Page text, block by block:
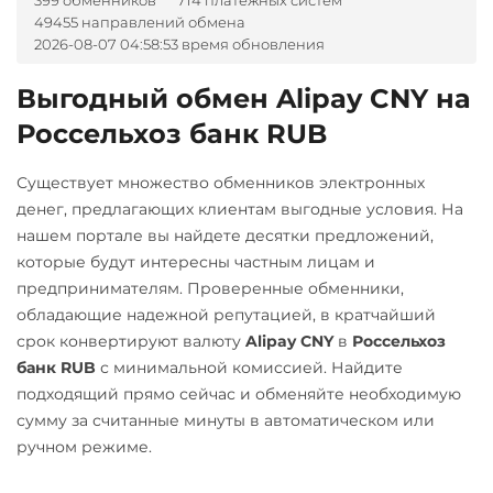
NEAR Protocol
Notcoin (NOT)
OmiseGO (OMG)
ONDO
Ontology (ONT)
Optimism (OP)
PancakeSwap (CAKE)
ERC20
Pepe
Pol (ex-MATIC)
Авангард RUB
RUB
ВТБ Банк RUB
Газпромбанк RUB
Евразийский Банк KZT
Карта UZCARD UZS
Карта МИР RUB
Любой банк
KZT PLN
МТС Банк RUB
Tether Gold (XAUt)
Tezos (XTZ)
Tron (TRX)
TrueUSD (TUSD)
Uniswap (UNI)
ERC20
USD Coin (USDC)
ERC20 BEP20
Polygon
ARB
OP
BASE
Utopia USD (UUSD)
VeChain (VET)
NOK
А-Банк UAH
Альфа-Банк
Беларусбанк BYN
ВТБ Банк RUB
Газпромбанк RUB
Евразийский Банк KZT
ЕРИП Расчет BYN
49455 направлений обмена
2026-08-07 04:58:53 время обновления
Выгодный обмен Alipay CNY на
Россельхоз банк RUB
Существует множество обменников электронных
денег, предлагающих клиентам выгодные условия. На
нашем портале вы найдете десятки предложений,
которые будут интересны частным лицам и
предпринимателям. Проверенные обменники,
обладающие надежной репутацией, в кратчайший
срок конвертируют валюту Alipay CNYв Россельхоз
банк RUB с минимальной комиссией. Найдите
подходящий прямо сейчас и обменяйте необходимую
сумму за считанные минуты в автоматическом или
ручном режиме.